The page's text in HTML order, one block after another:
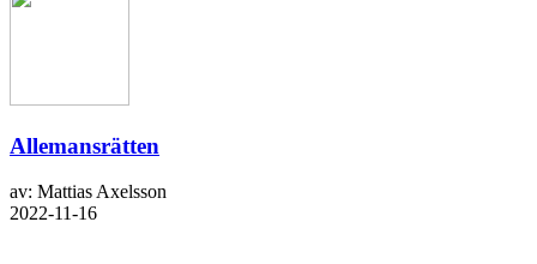
Allemansrätten
av: Mattias Axelsson
2022-11-16